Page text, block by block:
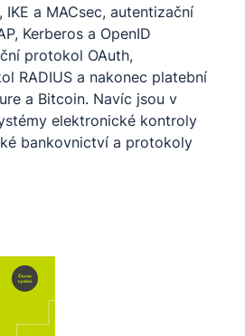
IKE a MACsec, autentizační
Kerberos a OpenID
protokol OAuth,
RADIUS a nakonec platební
a Bitcoin. Navíc jsou v
elektronické kontroly
bankovnictví a protokoly